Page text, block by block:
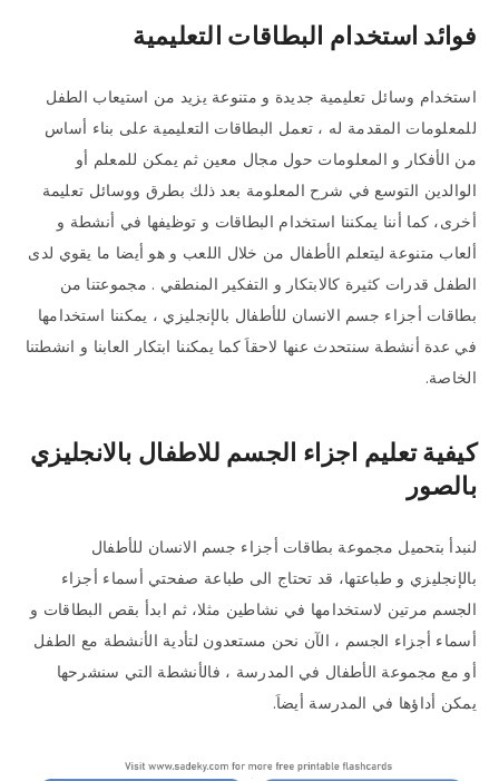
فوائد استخدام البطاقات التعليمية
استخدام وسائل تعليمية جديدة و متنوعة يزيد من استيعاب الطفل
للمعلومات المقدمة له ، تعمل البطاقات التعليمية على بناء أساس
من الأفكار و المعلومات حول مجال معين ثم يمكن للمعلم أو
الوالدين التوسع في شرح المعلومة بعد ذلك بطرق ووسائل تعليمة
أخرى، كما أننا يمكننا استخدام البطاقات و توظيفها في أنشطة و
ألعاب متنوعة ليتعلم الأطفال من خلال اللعب و هو أيضا ما يقوي لدى
الطفل قدرات كثيرة كالابتكار و التفكير المنطقي . مجموعتنا من
بطاقات أجزاء جسم الانسان للأطفال بالإنجليزي ، يمكننا استخدامها
في عدة أنشطة سنتحدث عنها لاحقاَ كما يمكننا ابتكار العابنا و انشطتنا
الخاصة.
كيفية تعليم اجزاء الجسم للاطفال بالانجليزي
بالصور
لنبدأ بتحميل مجموعة بطاقات أجزاء جسم الانسان للأطفال
بالإنجليزي و طباعتها، قد تحتاج الى طباعة صفحتي أسماء أجزاء
الجسم مرتين لاستخدامها في نشاطين مثلا، ثم ابدأ بقص البطاقات و
أسماء أجزاء الجسم ، الآن نحن مستعدون لتأدية الأنشطة مع الطفل
أو مع مجموعة الأطفال في المدرسة ، فالأنشطة التي سنشرحها
يمكن أداؤها في المدرسة أيضاَ.